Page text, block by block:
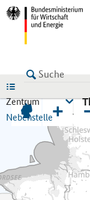
Zentrum
Nebenstelle+